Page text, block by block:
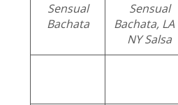
Sensual
Bachata
Sensual
Bachata, LA
NY Salsa